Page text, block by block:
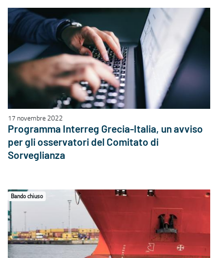
17 novembre 2022
Programma Interreg Grecia-Italia, un avviso
per gli osservatori del Comitato di
Sorveglianza
Bando chiuso